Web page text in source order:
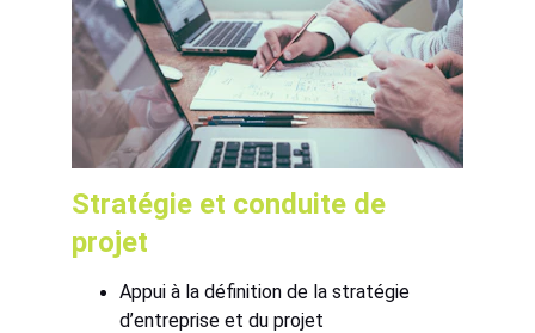
Stratégie et conduite de
projet
Appui à la définition de la stratégie
d’entreprise et du projet